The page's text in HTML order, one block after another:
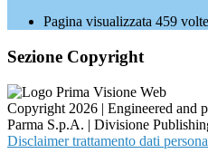
Pagina visualizzata 459 volte
Sezione Copyright
Copyright 2026 | Engineered and
Parma S.p.A. | Divisione
Disclaimer trattamento dati